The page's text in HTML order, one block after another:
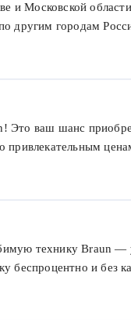
и Московской
другим городам
Это ваш шанс
привлекательным
технику Braun —
беспроцентно и без